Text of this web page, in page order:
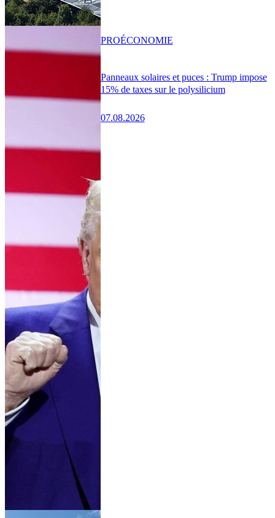
Panneaux solaires et puces : Trump impose
15% de taxes sur le polysilicium
07.08.2026
PROÉCONOMIE